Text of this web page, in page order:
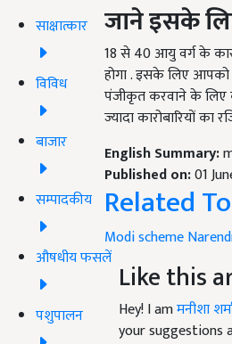
साक्षात्कार
विविध
बाजार
सम्पादकीय
औषधीय फसलें
पशुपालन
जाने इसके
18 से 40 आयु वर्ग के
होगा . इसके लिए
पंजीकृत करवाने के लिए
ज्यादा कारोबारियों का
English Summary:
Published on:01
Related
Modi scheme
Like this
Hey! I amमनीशा
your suggestions